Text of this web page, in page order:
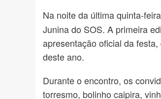
Na noite da última quinta-
Junina do SOS. A primeira
apresentação oficial da
deste ano.
Durante o encontro, os
torresmo, bolinho caipira,